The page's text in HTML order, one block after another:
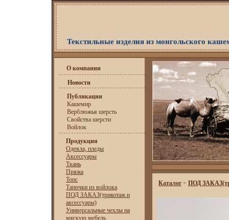
Текстильные изделия из монгольского
О компании
Новости
Публикации
Кашемир
Верблюжья шерсть
Свойства шерсти
Войлок
Продукция
Одеяла, пледы
Аксессуары
Ткань
Пряжа
Топс
Тапочки из войлока
ПОД ЗАКАЗ(трикотаж и
аксессуары)
Универсальные чехлы на
мягкую мебель
Каталог > ПОД